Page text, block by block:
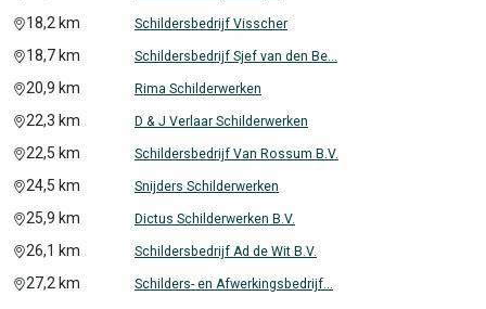
18,2 km Schildersbedrijf Visscher
18,7 km Schildersbedrijf Sjef van den Be...
20,9 km Rima Schilderwerken
22,3 km D & J Verlaar Schilderwerken
22,5 km Schildersbedrijf Van Rossum B.V.
24,5 km Snijders Schilderwerken
25,9 km Dictus Schilderwerken B.V.
26,1 km Schildersbedrijf Ad de Wit B.V.
27,2 km Schilders- en Afwerkingsbedrijf...